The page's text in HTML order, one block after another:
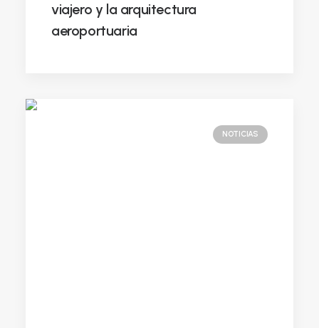
viajero y la arquitectura
aeroportuaria
NOTICIAS